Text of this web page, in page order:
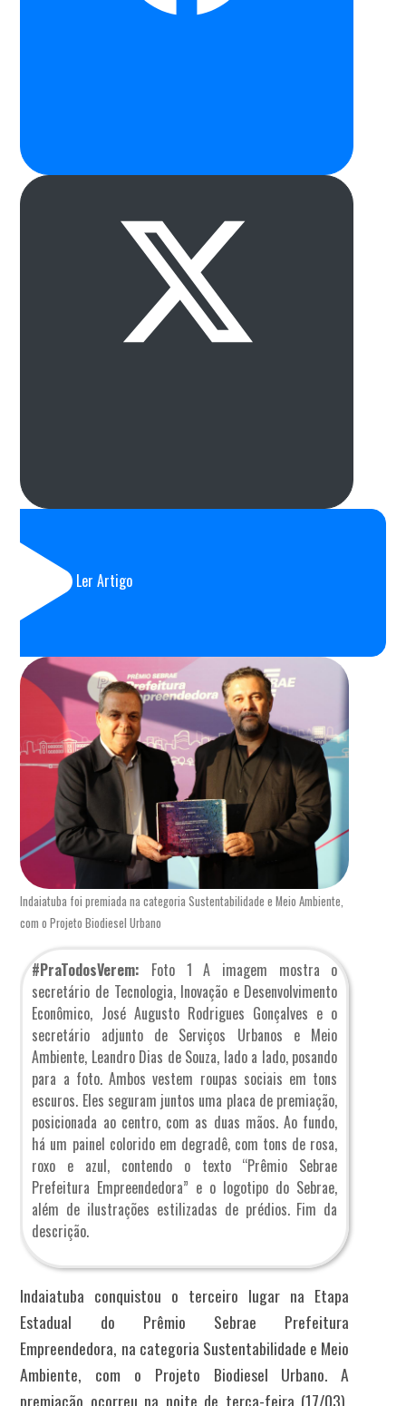
Ler Artigo
Indaiatuba foi premiada na categoria Sustentabilidade e Meio Ambiente,
com o Projeto Biodiesel Urbano
#PraTodosVerem: Foto 1 A imagem mostra o
secretário de Tecnologia, Inovação e Desenvolvimento
Econômico, José Augusto Rodrigues Gonçalves e o
secretário adjunto de Serviços Urbanos e Meio
Ambiente, Leandro Dias de Souza, lado a lado, posando
para a foto. Ambos vestem roupas sociais em tons
escuros. Eles seguram juntos uma placa de premiação,
posicionada ao centro, com as duas mãos. Ao fundo,
há um painel colorido em degradê, com tons de rosa,
roxo e azul, contendo o texto “Prêmio Sebrae
Prefeitura Empreendedora” e o logotipo do Sebrae,
além de ilustrações estilizadas de prédios. Fim da
descrição.
Indaiatuba conquistou o terceiro lugar na Etapa
Estadual do Prêmio Sebrae Prefeitura
Empreendedora, na categoria Sustentabilidade e Meio
Ambiente, com o Projeto Biodiesel Urbano. A
premiação ocorreu na noite de terça-feira (17/03),